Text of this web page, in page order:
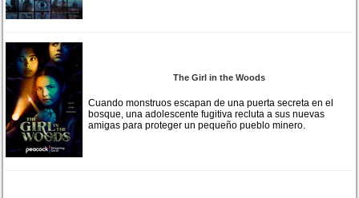
The Girl in the Woods
Cuando monstruos escapan de una puerta secreta en el
bosque, una adolescente fugitiva recluta a sus nuevas
amigas para proteger un pequeño pueblo minero.